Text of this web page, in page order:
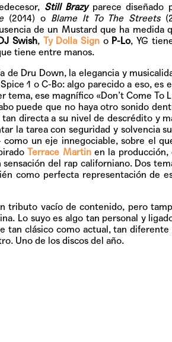
Still Brazyparece diseñado
(2014) o Blame It To The Streets
de un Mustard que ha medida
Swish, Ty Dolla Sign o P-Lo, YG
tiene entre manos.
Dru Down, la elegancia y
1 o C-Bo: algo parecido a eso, es
tema, ese magnífico «Don’t Come To
puede que no haya otro sonido
directa a su nivel de descrédito y
la tarea con seguridad y solvencia
como un eje innegociable, sobre el
Terrace Martinen la producción,
del rap californiano. Dos
como perfecta representación de
tributo vacío de contenido, pero
Lo suyo es algo tan personal y
tan clásico como actual, tan
Uno de los discos del año.